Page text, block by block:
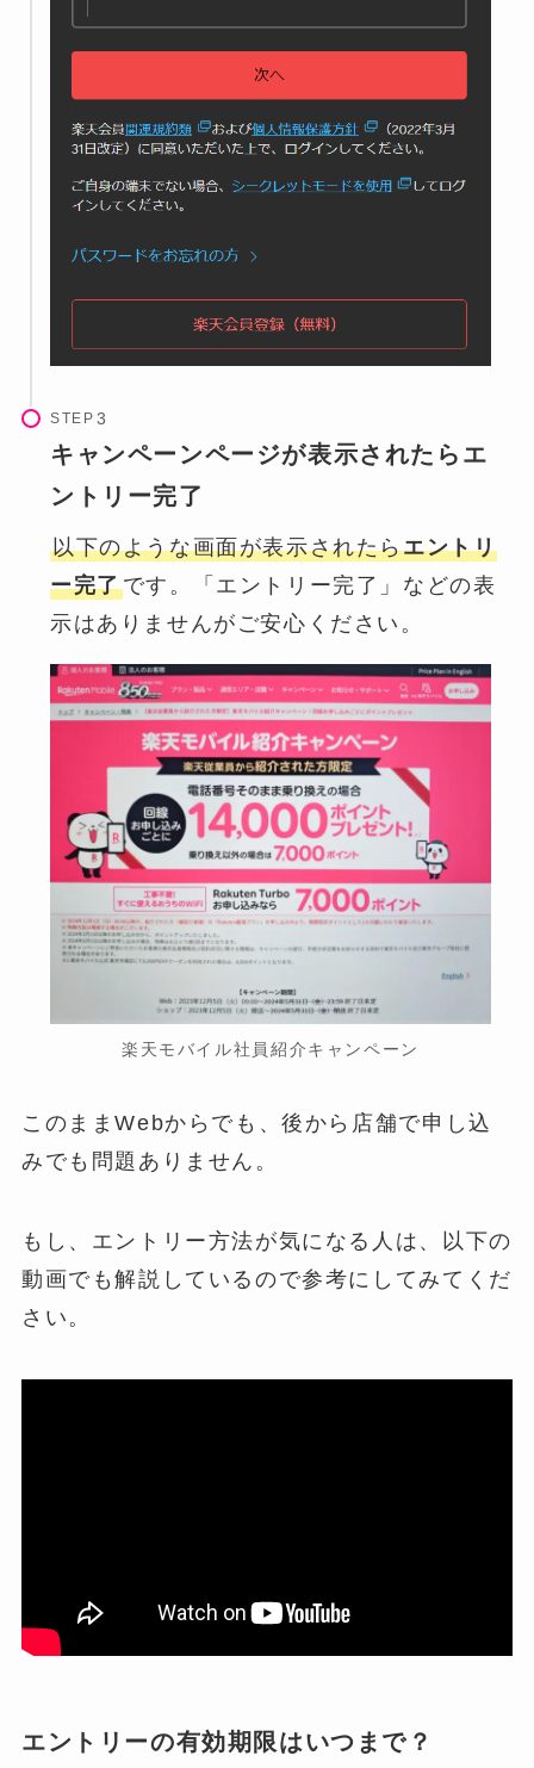
STEP
キャンペーンページが表示されたらエ
ントリー完了
以下のような画面が表示されたらエントリ
ー完了です。「エントリー完了」などの表
示はありませんがご安心ください。
楽天モバイル社員紹介キャンペーン
このままWebからでも、後から店舗で申し込
みでも問題ありません。
もし、エントリー方法が気になる人は、以下の
動画でも解説しているので参考にしてみてくだ
さい。
エントリーの有効期限はいつまで？